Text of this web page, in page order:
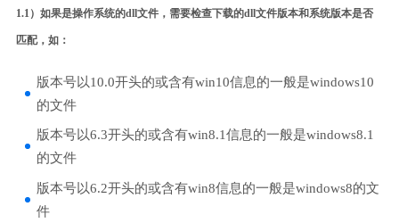
1.1）如果是操作系统的dll文件，需要检查下载的dll文件版本和系统版本是否
匹配，如：
版本号以10.0开头的或含有win10信息的一般是windows10
的文件
版本号以6.3开头的或含有win8.1信息的一般是windows8.1
的文件
版本号以6.2开头的或含有win8信息的一般是windows8的文
件